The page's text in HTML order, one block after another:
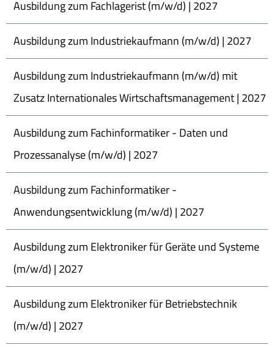
Ausbildung zum Fachlagerist (m/w/d) | 2027
Ausbildung zum Industriekaufmann (m/w/d) | 2027
Ausbildung zum Industriekaufmann (m/w/d) mit
Zusatz Internationales Wirtschaftsmanagement | 2027
Ausbildung zum Fachinformatiker - Daten und
Prozessanalyse (m/w/d) | 2027
Ausbildung zum Fachinformatiker -
Anwendungsentwicklung (m/w/d) | 2027
Ausbildung zum Elektroniker für Geräte und Systeme
(m/w/d) | 2027
Ausbildung zum Elektroniker für Betriebstechnik
(m/w/d) | 2027